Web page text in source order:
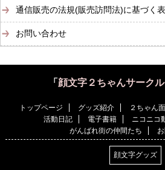
通信販売の法規(販売訪問法)に基づく
お問い合わせ
「 顔文字２ちゃんサークル
トップページ グッズ紹介 ２ちゃん
活動日記
電子書籍 ニコニコ
がんばれ街の仲間たち
顔文字グッズ